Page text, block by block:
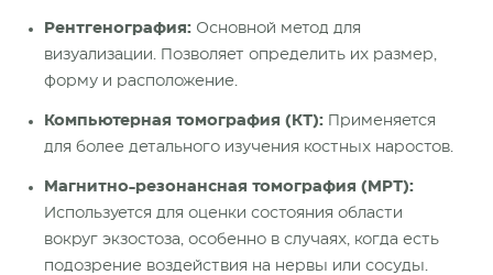
Рентгенография: Основной метод для
визуализации. Позволяет определить их размер,
форму и расположение.
Компьютерная томография (КТ): Применяется
для более детального изучения костных наростов.
Магнитно-резонансная томография (МРТ):
Используется для оценки состояния области
вокруг экзостоза, особенно в случаях, когда есть
подозрение воздействия на нервы или сосуды.